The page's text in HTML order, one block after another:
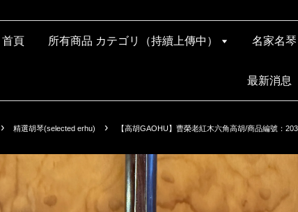
首頁 所有商品 カテゴリ（持續上傳中） 名家名琴
最新消息
› 精選胡琴(selected erhu) › 【高胡GAOHU】曹榮老紅木六角高胡/商品編號：